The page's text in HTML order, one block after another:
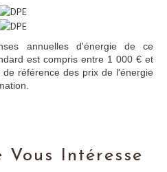
annuelles d'énergie de ce
est compris entre 1 000 € et
référence des prix de l'énergie